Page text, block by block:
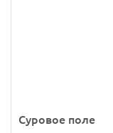
Суровое поле